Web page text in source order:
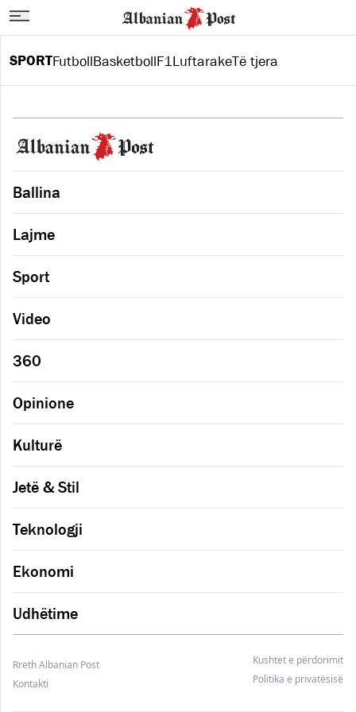
SPORTFutbollBasketbollF1 LuftarakeTë tjera
Ballina
Lajme
Sport
Video
360
Opinione
Kulturë
Jetë & Stil
Teknologji
Ekonomi
Udhëtime
Rreth Albanian Post
Kushtet e përdorimit
Kontakti
Politika e privatësisë